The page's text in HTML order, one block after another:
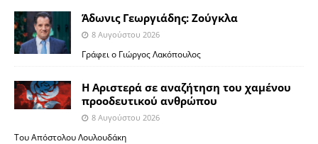
Άδωνις Γεωργιάδης: Ζούγκλα
8 Αυγούστου 2026
Γράφει ο Γιώργος Λακόπουλος
Η Αριστερά σε αναζήτηση του χαμένου
προοδευτικού ανθρώπου
8 Αυγούστου 2026
Του Απόστολου Λουλουδάκη